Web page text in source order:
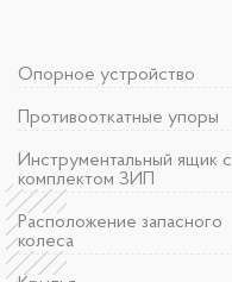
Опорное устройство
Противооткатные упоры
Инструментальный ящик с
комплектом ЗИП
Расположение запасного
колеса